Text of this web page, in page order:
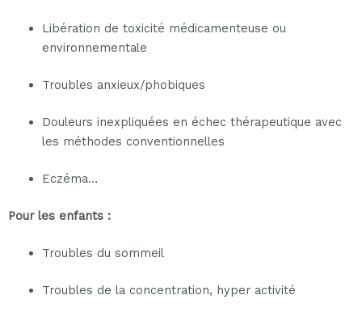
Libération de toxicité médicamenteuse ou
environnementale
Troubles anxieux/phobiques
Douleurs inexpliquées en échec thérapeutique avec
les méthodes conventionnelles
Eczéma…
Pour les enfants :
Troubles du sommeil
Troubles de la concentration, hyper activité